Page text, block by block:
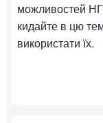
можливостей
кидайте в цю
використати їх.